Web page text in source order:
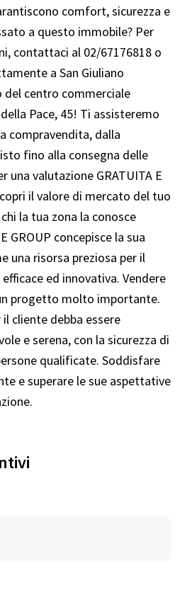
comfort, sicurezza e
a questo immobile? Per
contattaci al 02/67176818 o
a San Giuliano
del centro commerciale
Pace, 45! Ti assisteremo
compravendita, dalla
fino alla consegna delle
una valutazione GRATUITA E
il valore di mercato del tuo
la tua zona la conosce
GROUP concepisce la sua
una risorsa preziosa per il
ed innovativa. Vendere
progetto molto importante.
cliente debba essere
e serena, con la sicurezza di
qualificate. Soddisfare
e superare le sue aspettative